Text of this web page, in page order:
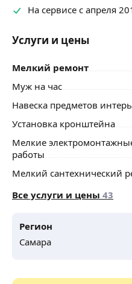
На сервисе с апреля
Услуги и цены
Мелкий ремонт
Муж на час
Навеска предметов
Установка кронштейна
Мелкие
работы
Мелкий сантехнический
Все услуги и цены 43
Регион
Самара